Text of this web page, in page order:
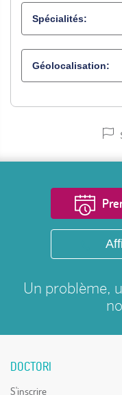
Spécialités:
Chirurgien dentiste
Géolocalisation:
Un problème,
DOCTORI
S'inscrire